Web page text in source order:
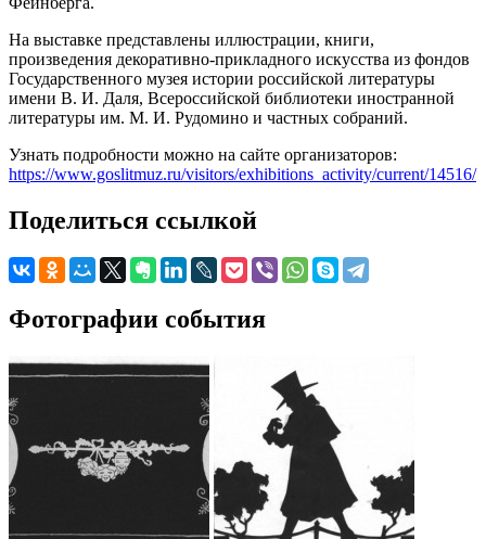
На выставке представлены иллюстрации, книги,
произведения декоративно-прикладного искусства из фондов
Государственного музея истории российской литературы
имени В. И. Даля, Всероссийской библиотеки иностранной
литературы им. М. И. Рудомино и частных собраний.
Узнать подробности можно на сайте организаторов:
https://www.goslitmuz.ru/visitors/exhibitions_activity/current/14516/
Поделиться ссылкой
Фотографии события